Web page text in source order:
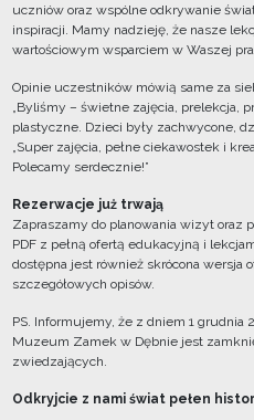
uczniów oraz wspólne odkrywanie
inspiracji. Mamy nadzieję, że nasze
wartościowym wsparciem w Waszej
Opinie uczestników mówią same za
„Byliśmy – świetne zajęcia, prelekcja,
plastyczne. Dzieci były zachwycone,
„Super zajęcia, pełne ciekawostek i
Polecamy serdecznie!”
Rezerwacje już trwają
Zapraszamy do planowania wizyt oraz
PDF z pełną ofertą edukacyjną i
dostępna jest również skrócona wersja
szczegółowych opisów.
PS. Informujemy, że z dniem 1 grudnia
Muzeum Zamek w Dębnie jest
zwiedzających.
Odkryjcie z nami świat pełen